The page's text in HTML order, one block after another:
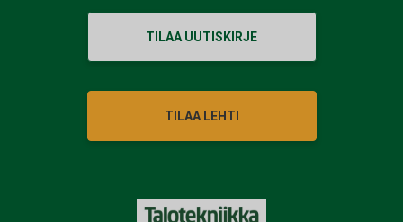
TILAA UUTISKIRJE
TILAA LEHTI